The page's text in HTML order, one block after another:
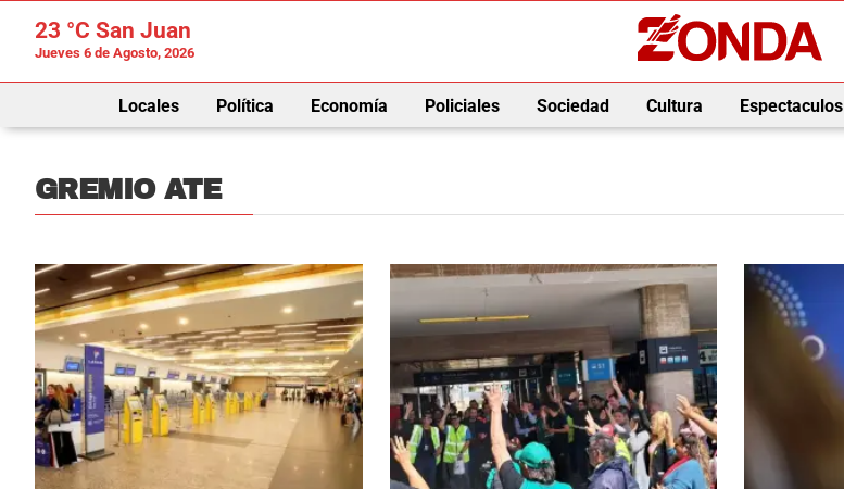
23 °C San Juan
Jueves 6 de Agosto, 2026
Locales Política Economía Policiales Sociedad Cultura Espectaculos
GREMIO ATE